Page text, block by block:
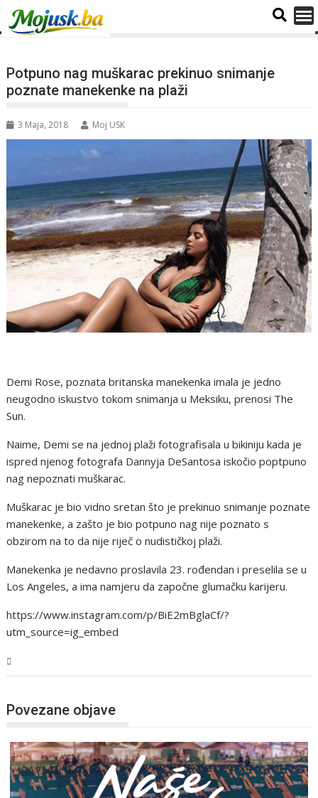
Potpuno nag muškarac prekinuo snimanje
poznate manekenke na plaži
3 Maja, 2018 Moj USK
Demi Rose, poznata britanska manekenka imala je jedno
neugodno iskustvo tokom snimanja u Meksiku, prenosi The
Sun.
Naime, Demi se na jednoj plaži fotografisala u bikiniju kada je
ispred njenog fotografa Dannyja DeSantosa iskočio poptpuno
nag nepoznati muškarac.
Muškarac je bio vidno sretan što je prekinuo snimanje poznate
manekenke, a zašto je bio potpuno nag nije poznato s
obzirom na to da nije riječ o nudističkoj plaži.
Manekenka je nedavno proslavila 23. rođendan i preselila se u
Los Angeles, a ima namjeru da započne glumačku karijeru.
https://www.instagram.com/p/BiE2mBglaCf/?
utm_source=ig_embed
Povezane objave